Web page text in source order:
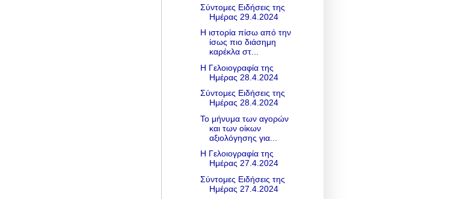
Σύντομες Ειδήσεις της
Ημέρας 29.4.2024
Η ιστορία πίσω από την
ίσως πιο διάσημη
καρέκλα στ...
Η Γελοιογραφία της
Ημέρας 28.4.2024
Σύντομες Ειδήσεις της
Ημέρας 28.4.2024
Το μήνυμα των αγορών
και των οίκων
αξιολόγησης για...
Η Γελοιογραφία της
Ημέρας 27.4.2024
Σύντομες Ειδήσεις της
Ημέρας 27.4.2024